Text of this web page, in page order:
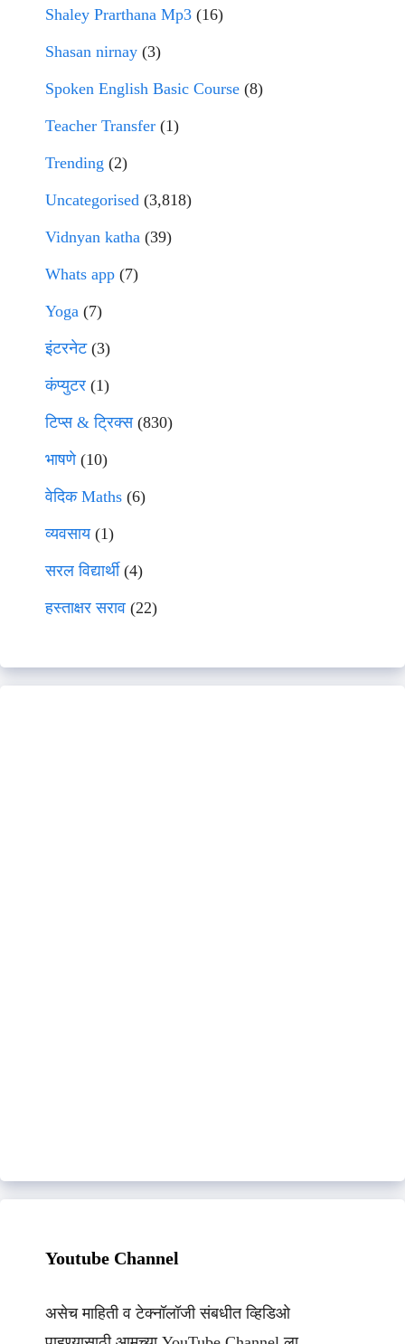
Shaley Prarthana Mp3 (16)
Shasan nirnay (3)
Spoken English Basic Course (8)
Teacher Transfer (1)
Trending (2)
Uncategorised (3,818)
Vidnyan katha (39)
Whats app (7)
Yoga (7)
इंटरनेट(3)
कंप्युटर (1)
टिप्स & ट्रिक्स(830)
भाषणे(10)
वेदिक Maths (6)
व्यवसाय(1)
सरल विद्यार्थी(4)
हस्ताक्षर सराव (22)
Youtube Channel
असेच माहिती व टेक्नॉलॉजी संबधीत व्हिडिओ